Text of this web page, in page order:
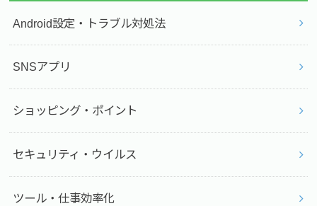
Android設定・トラブル対処法
SNSアプリ
ショッピング・ポイント
セキュリティ・ウイルス
ツール・仕事効率化